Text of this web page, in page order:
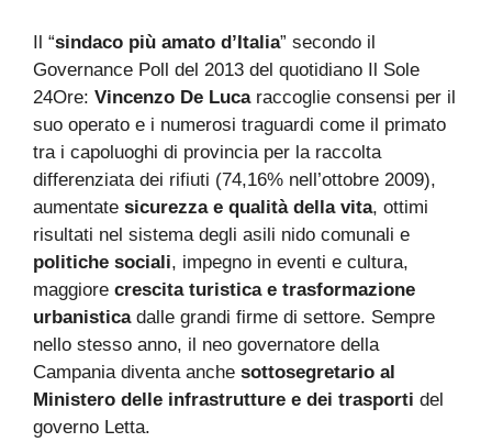
Il “sindaco più amato d’Italia” secondo il
Governance Poll del 2013 del quotidiano Il Sole
24Ore: Vincenzo De Lucaraccoglie consensi per il
suo operato e i numerosi traguardi come il primato
tra i capoluoghi di provincia per la raccolta
differenziata dei rifiuti (74,16% nell’ottobre 2009),
aumentate sicurezza e qualità della vita, ottimi
risultati nel sistema degli asili nido comunali e
politiche sociali, impegno in eventi e cultura,
maggiore crescita turistica e trasformazione
urbanisticadalle grandi firme di settore. Sempre
nello stesso anno, il neo governatore della
Campania diventa anche sottosegretario al
Ministero delle infrastrutture e dei trasporti del
governo Letta.